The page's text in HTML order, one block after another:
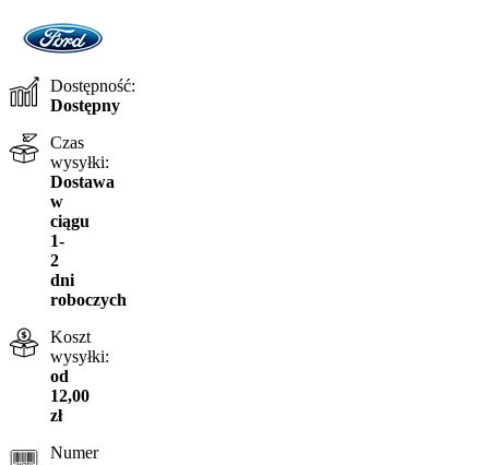
Dostępność:
Dostępny
Czas
wysyłki:
Dostawa
w
ciągu
1-
2
dni
roboczych
Koszt
wysyłki:
od
12,00
zł
Numer